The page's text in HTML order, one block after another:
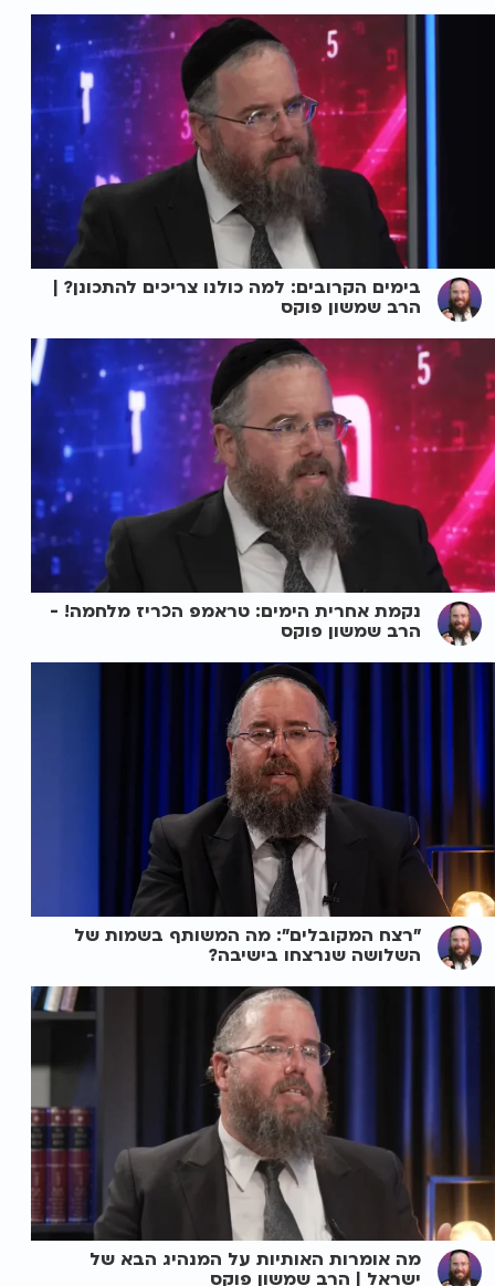
בימים הקרובים: למה כולנו צריכים להתכונן? |
הרב שמשון פוקס
נקמת אחרית הימים: טראמפ הכריז מלחמה! -
הרב שמשון פוקס
"רצח המקובלים": מה המשותף בשמות של
השלושה שנרצחו בישיבה?
מה אומרות האותיות על המנהיג הבא של
ישראל | הרב שמשון פוקס